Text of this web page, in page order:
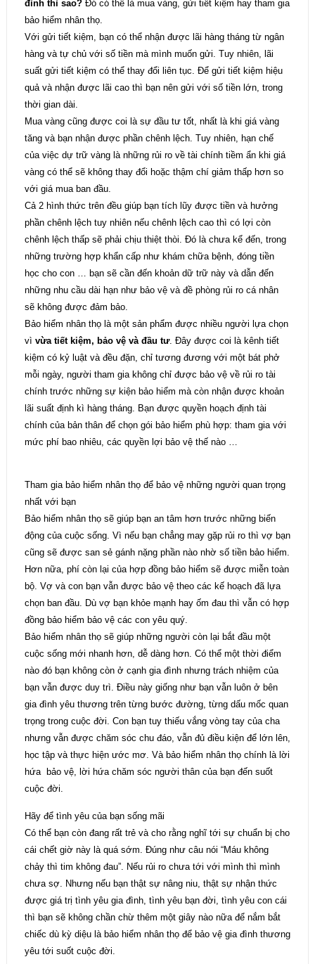
đình thì sao?Đó có thể là mua vàng, gửi tiết kiệm hay tham gia
bảo hiểm nhân thọ.
Với gửi tiết kiệm, bạn có thể nhận được lãi hàng tháng từ ngân
hàng và tự chủ với số tiền mà mình muốn gửi. Tuy nhiên, lãi
suất gửi tiết kiệm có thể thay đổi liên tục. Để gửi tiết kiệm hiệu
quả và nhận được lãi cao thì bạn nên gửi với số tiền lớn, trong
thời gian dài.
Mua vàng cũng được coi là sự đầu tư tốt, nhất là khi giá vàng
tăng và bạn nhận được phần chênh lệch. Tuy nhiên, hạn chế
của việc dự trữ vàng là những rủi ro về tài chính tiềm ẩn khi giá
vàng có thể sẽ không thay đổi hoặc thậm chí giảm thấp hơn so
với giá mua ban đầu.
Cả 2 hình thức trên đều giúp bạn tích lũy được tiền và hưởng
phần chênh lệch tuy nhiên nếu chênh lệch cao thì có lợi còn
chênh lệch thấp sẽ phải chịu thiệt thòi. Đó là chưa kể đến, trong
những trường hợp khẩn cấp như khám chữa bệnh, đóng tiền
học cho con … bạn sẽ cần đến khoản dữ trữ này và dẫn đến
những nhu cầu dài hạn như bảo vệ và đề phòng rủi ro cá nhân
sẽ không được đảm bảo.
Bảo hiểm nhân thọ là một sản phẩm được nhiều người lựa chọn
vì vừa tiết kiệm, bảo vệ và đầu tư. Đây được coi là kênh tiết
kiệm có kỷ luật và đều đặn, chỉ tương đương với một bát phở
mỗi ngày, người tham gia không chỉ được bảo vệ về rủi ro tài
chính trước những sự kiện bảo hiểm mà còn nhận được khoản
lãi suất định kì hàng tháng. Bạn được quyền hoạch định tài
chính của bản thân để chọn gói bảo hiểm phù hợp: tham gia với
mức phí bao nhiêu, các quyền lợi bảo vệ thế nào …
Tham gia bảo hiểm nhân thọ để bảo vệ những người quan trọng
nhất với bạn
Bảo hiểm nhân thọ sẽ giúp bạn an tâm hơn trước những biến
động của cuộc sống. Vì nếu bạn chẳng may gặp rủi ro thì vợ bạn
cũng sẽ được san sẻ gánh nặng phần nào nhờ số tiền bảo hiểm.
Hơn nữa, phí còn lại của hợp đồng bảo hiểm sẽ được miễn toàn
bộ. Vợ và con bạn vẫn được bảo vệ theo các kế hoạch đã lựa
chọn ban đầu. Dù vợ bạn khỏe mạnh hay ốm đau thì vẫn có hợp
đồng bảo hiểm bảo vệ các con yêu quý.
Bảo hiểm nhân thọ sẽ giúp những người còn lại bắt đầu một
cuộc sống mới nhanh hơn, dễ dàng hơn. Có thể một thời điểm
nào đó bạn không còn ở cạnh gia đình nhưng trách nhiệm của
bạn vẫn được duy trì. Điều này giống như bạn vẫn luôn ở bên
gia đình yêu thương trên từng bước đường, từng dấu mốc quan
trọng trong cuộc đời. Con bạn tuy thiếu vắng vòng tay của cha
nhưng vẫn được chăm sóc chu đáo, vẫn đủ điều kiện để lớn lên,
học tập và thực hiện ước mơ. Và bảo hiểm nhân thọ chính là lời
hứa bảo vệ, lời hứa chăm sóc người thân của bạn đến suốt
cuộc đời.
Hãy để tình yêu của bạn sống mãi
Có thể bạn còn đang rất trẻ và cho rằng nghĩ tới sự chuẩn bị cho
cái chết giờ này là quá sớm. Đúng như câu nói “Máu không
chảy thì tim không đau”. Nếu rủi ro chưa tới với mình thì mình
chưa sợ. Nhưng nếu bạn thật sự nâng niu, thật sự nhận thức
được giá trị tình yêu gia đình, tình yêu bạn đời, tình yêu con cái
thì bạn sẽ không chần chừ thêm một giây nào nữa để nắm bắt
chiếc dù kỳ diệu là bảo hiểm nhân thọ để bảo vệ gia đình thương
yêu tới suốt cuộc đời.